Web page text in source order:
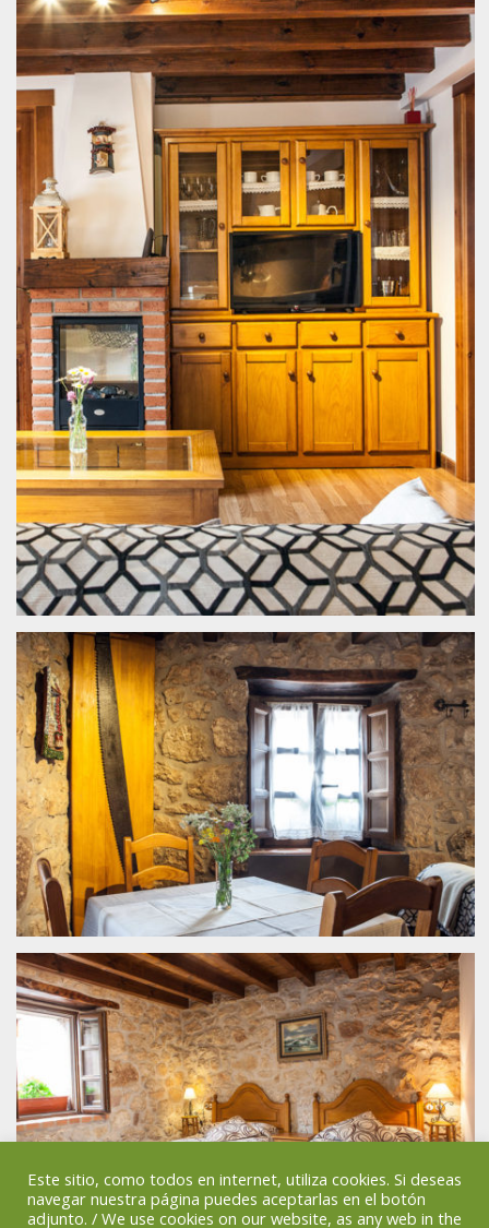
Este sitio, como todos en internet, utiliza cookies. Si deseas
navegar nuestra página puedes aceptarlas en el botón
adjunto. / We use cookies on our website, as any web in the